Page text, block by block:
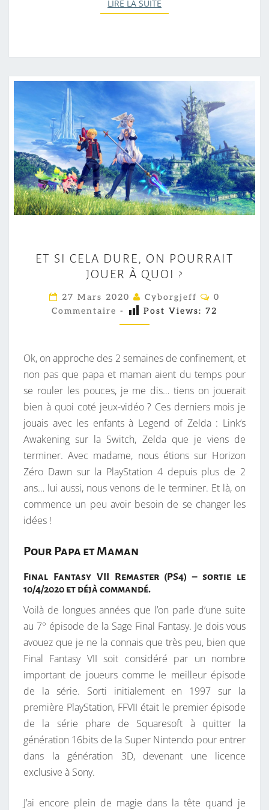
LIRE LA SUITE
T
S
I
C
E
A
D
U
R
E
,
O
N
P
O
R
I
J
O
R
À
Q
O
ET SI CELA DURE, ON POURRAIT
JOUER À QUOI ?
27 Mars 2020 Cyborgjeff
C
M
A
I
R
E
0
Commentaire - Post Views: 72
Ok, on approche des 2 semaines de confinement, et
non pas que papa et maman aient du temps pour
se rouler les pouces, je me dis… tiens on jouerait
bien à quoi coté jeux-vidéo ? Ces derniers mois je
jouais avec les enfants à Legend of Zelda : Link’s
Awakening sur la Switch, Zelda que je viens de
terminer. Avec madame, nous étions sur Horizon
Zéro Dawn sur la PlayStation 4 depuis plus de 2
ans… lui aussi, nous venons de le terminer. Et là, on
commence un peu avoir besoin de se changer les
idées !
Pour Papa et Maman
Final Fantasy VII Remaster (PS4) – sortie le
10/4/2020 et déjà commandé.
Voilà de longues années que l’on parle d’une suite
au 7° épisode de la Sage Final Fantasy. Je dois vous
avouez que je ne la connais que très peu, bien que
Final Fantasy VII soit considéré par un nombre
important de joueurs comme le meilleur épisode
de la série. Sorti initialement en 1997 sur la
première PlayStation, FFVII était le premier épisode
de la série phare de Squaresoft à quitter la
génération 16bits de la Super Nintendo pour entrer
dans la génération 3D, devenant une licence
exclusive à Sony.
J’ai encore plein de magie dans la tête quand je